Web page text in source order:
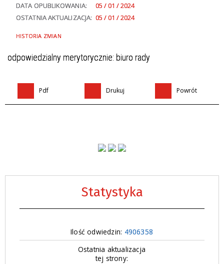
Statystyka
Ilość odwiedzin: 4906358
Ostatnia aktualizacja
tej strony:
DATA OPUBLIKOWANIA:
05 / 01 / 2024
OSTATNIA AKTUALIZACJA: 05 / 01 / 2024
HISTORIA ZMIAN
odpowiedzialny merytorycznie: biuro rady
Pdf Drukuj Powrót